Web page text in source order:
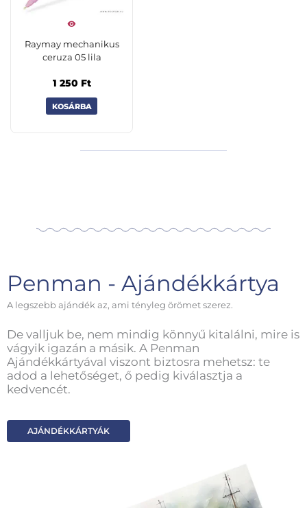
Raymay mechanikus
ceruza 05 lila
1 250 Ft
KOSÁRBA
Penman - Ajándékkártya
A legszebb ajándék az, ami tényleg örömet szerez.
De valljuk be, nem mindig könnyű kitalálni, mire is
vágyik igazán a másik. A Penman
Ajándékkártyával viszont biztosra mehetsz: te
adod a lehetőséget, ő pedig kiválasztja a
kedvencét.
AJÁNDÉKKÁRTYÁK